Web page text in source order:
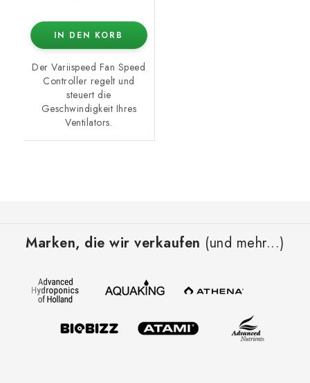
IN DEN KORB
Der Variispeed Fan Speed
Controller regelt und
steuert die
Geschwindigkeit Ihres
Ventilators.
Marken, die wir verkaufen (und mehr...)